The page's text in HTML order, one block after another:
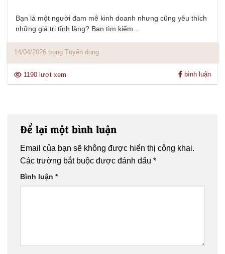
Bạn là một người đam mê kinh doanh nhưng cũng yêu thích
những giá trị tĩnh lặng? Bạn tìm kiếm...
14/04/2026 trong Tuyển dụng
1190 lượt xem bình luận
Để lại một bình luận
Email của bạn sẽ không được hiển thị công khai.
Các trường bắt buộc được đánh dấu *
Bình luận *